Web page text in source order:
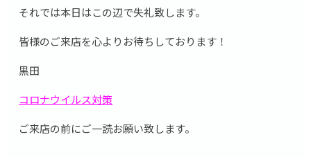
それでは本日はこの辺で失礼致します。
皆様のご来店を心よりお待ちしております！
黒田
コロナウイルス対策
ご来店の前にご一読お願い致します。